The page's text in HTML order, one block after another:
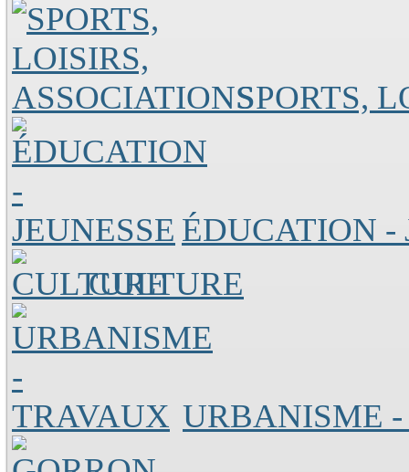
SPORTS,
ÉDUCATION -
CULTURE
URBANISME